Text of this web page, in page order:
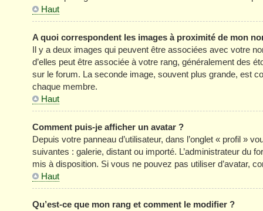
Haut
A quoi correspondent les images à proximité de mon
Il y a deux images qui peuvent être associées avec votre
d’elles peut être associée à votre rang, généralement des
sur le forum. La seconde image, souvent plus grande, est
chaque membre.
Haut
Comment puis-je afficher un avatar ?
Depuis votre panneau d’utilisateur, dans l’onglet « profil »
suivantes : galerie, distant ou importé. L’administrateur du
mis à disposition. Si vous ne pouvez pas utiliser d’avatar,
Haut
Qu’est-ce que mon rang et comment le modifier ?